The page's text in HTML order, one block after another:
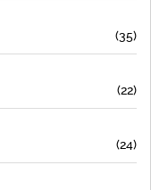
(35)
(22)
(24)